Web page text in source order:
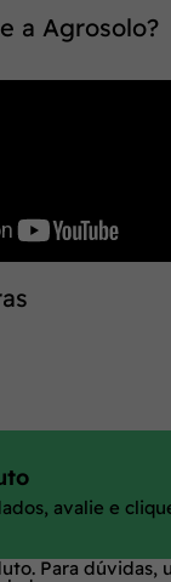
a Agrosolo?
avalie e